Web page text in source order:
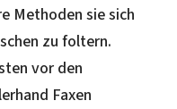
Methoden sie sich
zu foltern.
vor den
Faxen